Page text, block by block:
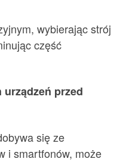
wybierając strój
część
urządzeń przed
się ze
i smartfonów, może